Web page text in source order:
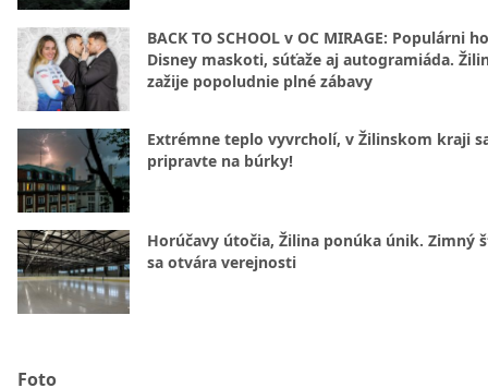
BACK TO SCHOOL v OC MIRAGE: Populárni
Disney maskoti, súťaže aj autogramiáda.
zažije popoludnie plné zábavy
Extrémne teplo vyvrcholí, v Žilinskom kraji
pripravte na búrky!
Horúčavy útočia, Žilina ponúka únik. Zimný
sa otvára verejnosti
Foto